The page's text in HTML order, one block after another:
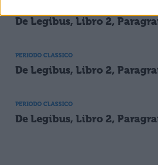
De Legibus, Libro 2,
PERIODO CLASSICO
De Legibus, Libro 2,
PERIODO CLASSICO
De Legibus, Libro 2,